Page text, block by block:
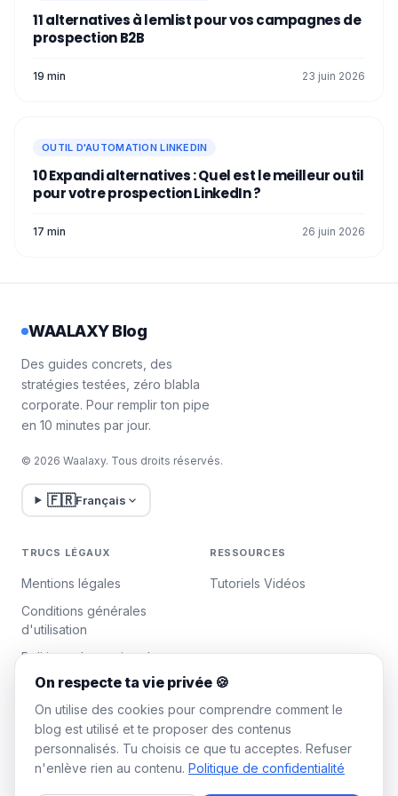
de prospection avec Slack pour notifier vos
collègues, ou avec Google Sheets pour
d’un petit coup de pouce supplémentaire. Et
En combinant Waalaxy pour la prospection
internes (marketing, reporting,
synchronisation CRM), vous obtenez une
11 alternatives à lemlist pour vos campagnes de
prospection B2B
19 min 23 juin 2026
OUTIL D'AUTOMATION LINKEDIN
10 Expandi alternatives : Quel est le meilleur outil
pour votre prospection LinkedIn ?
17 min 26 juin 2026
WAALAXY Blog
Des guides concrets, des
stratégies testées, zéro blabla
corporate. Pour remplir ton pipe
en 10 minutes par jour.
© 2026 Waalaxy. Tous droits réservés.
🇫🇷Français
TRUCS LÉGAUX
Mentions légales
Conditions générales
d'utilisation
Politique de gestion des
données
Gérer les cookies
RESSOURCES
Tutoriels Vidéos
WAALAXY
On respecte ta vie privée 🍪
On utilise des cookies pour comprendre comment le
blog est utilisé et te proposer des contenus
personnalisés. Tu choisis ce que tu acceptes. Refuser
n'enlève rien au contenu. Politique de confidentialité